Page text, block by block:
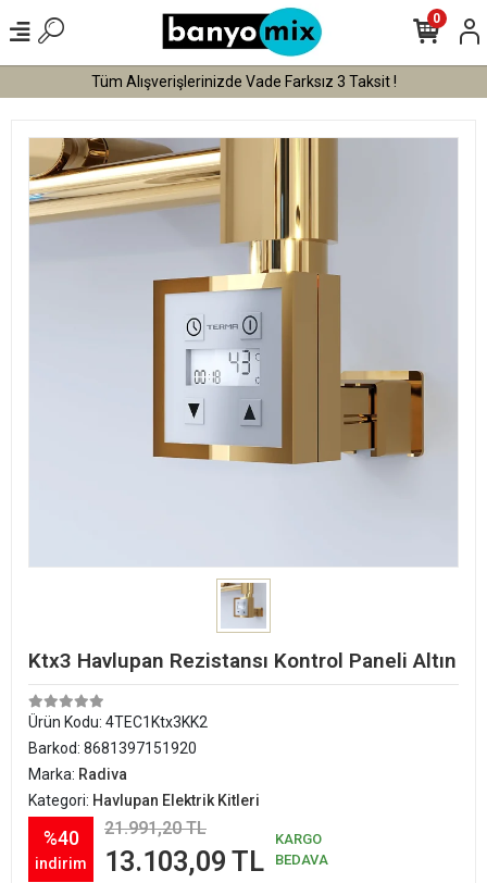
Tüm Alışverişlerinizde Vade Farksız 3 Taksit !
0
Ktx3 Havlupan Rezistansı Kontrol Paneli Altın
Ürün Kodu: 4TEC1Ktx3KK2
Barkod: 8681397151920
Marka: Radiva
Kategori: Havlupan Elektrik Kitleri
%40
indirim
21.991,20 TL
13.103,09 TL
KARGO
BEDAVA